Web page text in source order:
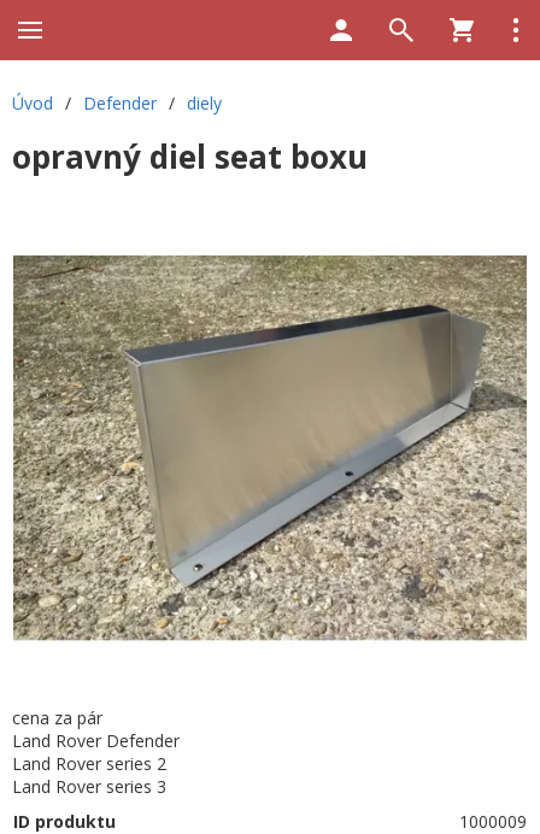
Úvod / Defender / diely
opravný diel seat boxu
cena za pár
Land Rover Defender
Land Rover series 2
Land Rover series 3
ID produktu
1000009